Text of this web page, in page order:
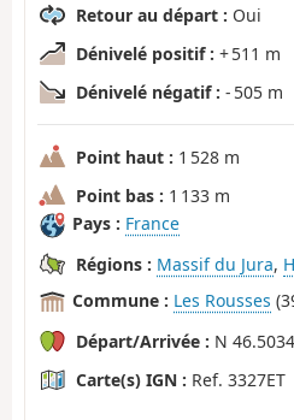
Retour au départ : Oui
Dénivelé positif : + 511 m
Dénivelé négatif : - 505 m
Point haut : 1 528 m
Point bas : 1 133 m
Pays : France
Régions : Massif du Jura,
Commune : Les Rousses
Départ/Arrivée : N
Carte(s) IGN : Ref. 3327ET